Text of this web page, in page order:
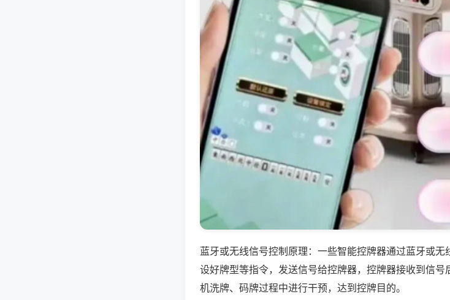
蓝牙或无线信号控制原理：一些智能控牌器通过蓝牙或
设好牌型等指令，发送信号给控牌器，控牌器接收到信
机洗牌、码牌过程中进行干预，达到控牌目的。